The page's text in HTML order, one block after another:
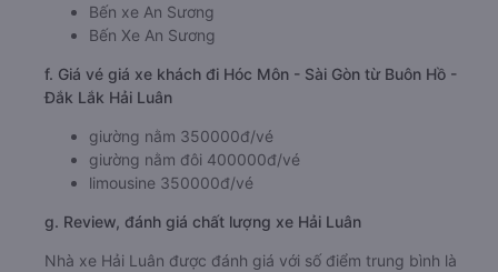
Bến xe An Sương
Bến Xe An Sương
f. Giá vé giá xe khách đi Hóc Môn - Sài Gòn từ Buôn Hồ -
Đắk Lắk Hải Luân
giường nằm 350000đ/vé
giường nằm đôi 400000đ/vé
limousine 350000đ/vé
g. Review, đánh giá chất lượng xe Hải Luân
Nhà xe Hải Luân được đánh giá với số điểm trung bình là